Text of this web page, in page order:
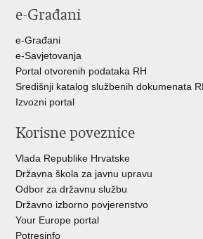
FacebookuTwitteru
e-Građani
e-Građani
e-Savjetovanja
Portal otvorenih podataka RH
Središnji katalog službenih dokumenata
Izvozni portal
Korisne poveznice
Vlada Republike Hrvatske
Državna škola za javnu upravu
Odbor za državnu službu
Državno izborno povjerenstvo
Your Europe portal
Potresinfo